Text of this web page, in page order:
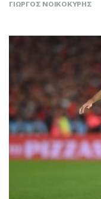
ΓΙΩΡΓΟΣ ΝΟΙΚΟΚΥΡΗΣ